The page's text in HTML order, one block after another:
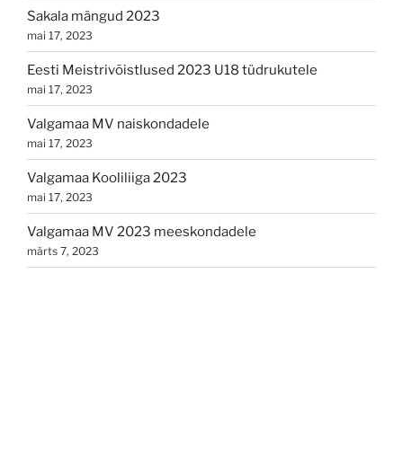
Sakala mängud 2023
mai 17, 2023
Eesti Meistrivõistlused 2023 U18 tüdrukutele
mai 17, 2023
Valgamaa MV naiskondadele
mai 17, 2023
Valgamaa Kooliliiga 2023
mai 17, 2023
Valgamaa MV 2023 meeskondadele
märts 7, 2023